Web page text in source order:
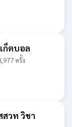
ก็ตบอล
ครั้ง
สวท วิชา